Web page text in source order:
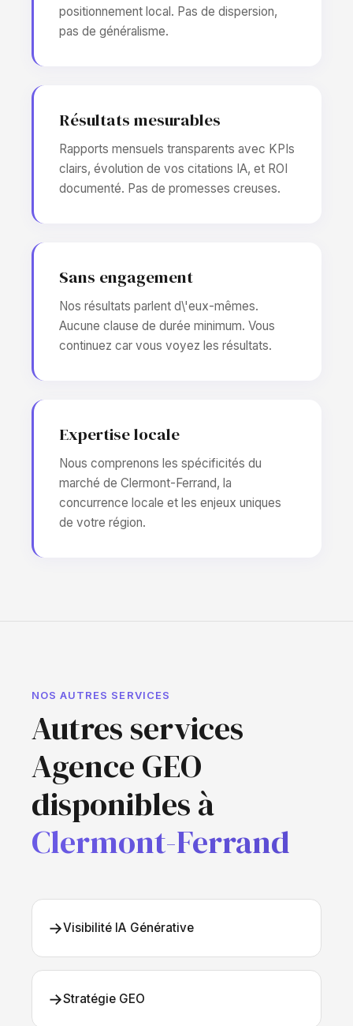
positionnement local. Pas de dispersion,
pas de généralisme.
Résultats mesurables
Rapports mensuels transparents avec KPIs
clairs, évolution de vos citations IA, et ROI
documenté. Pas de promesses creuses.
Sans engagement
Nos résultats parlent d\'eux-mêmes.
Aucune clause de durée minimum. Vous
continuez car vous voyez les résultats.
Expertise locale
Nous comprenons les spécificités du
marché de Clermont-Ferrand, la
concurrence locale et les enjeux uniques
de votre région.
NOS AUTRES SERVICES
Autres services
Agence GEO
disponibles à
Clermont-Ferrand
→Visibilité IA Générative
→Stratégie GEO